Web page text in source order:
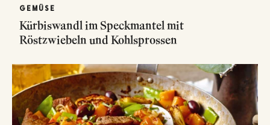
GEMÜSE
Kürbiswandl im Speckmantel mit
Röstzwiebeln und Kohlsprossen